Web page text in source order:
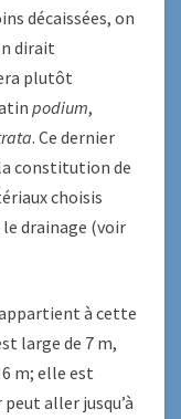
décaissées, on
dirait
plutôt
podium,
. Ce dernier
constitution de
choisis
drainage (voir
appartient à cette
large de 7 m,
m; elle est
aller jusqu’à